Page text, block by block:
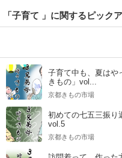
「子育て 」に関するピック
子育て中も、夏はや
きもの」vol...
京都きもの市場
初めての七五三振り
vol.5
京都きもの市場